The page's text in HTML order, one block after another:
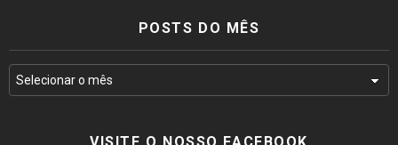
POSTS DO MÊS
VISITE O NOSSO FACEBOOK